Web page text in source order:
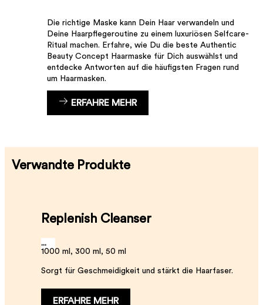
Die richtige Maske kann Dein Haar verwandeln und
Deine Haarpflegeroutine zu einem luxuriösen Selfcare-
Ritual machen. Erfahre, wie Du die beste Authentic
Beauty Concept Haarmaske für Dich auswählst und
entdecke Antworten auf die häufigsten Fragen rund
um Haarmasken.
ERFAHRE MEHR
Verwandte Produkte
Replenish Cleanser
...
1000 ml, 300 ml, 50 ml
Sorgt für Geschmeidigkeit und stärkt die Haarfaser.
ERFAHRE MEHR